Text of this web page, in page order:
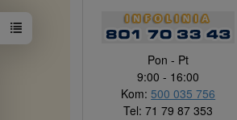
Pon - Pt
9:00 - 16:00
Kom:500 035 756
Tel: 71 79 87 353